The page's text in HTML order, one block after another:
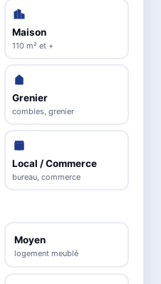
Maison
110 m² et +
Grenier
combles, grenier
Local / Commerce
bureau, commerce
Moyen
logement meublé